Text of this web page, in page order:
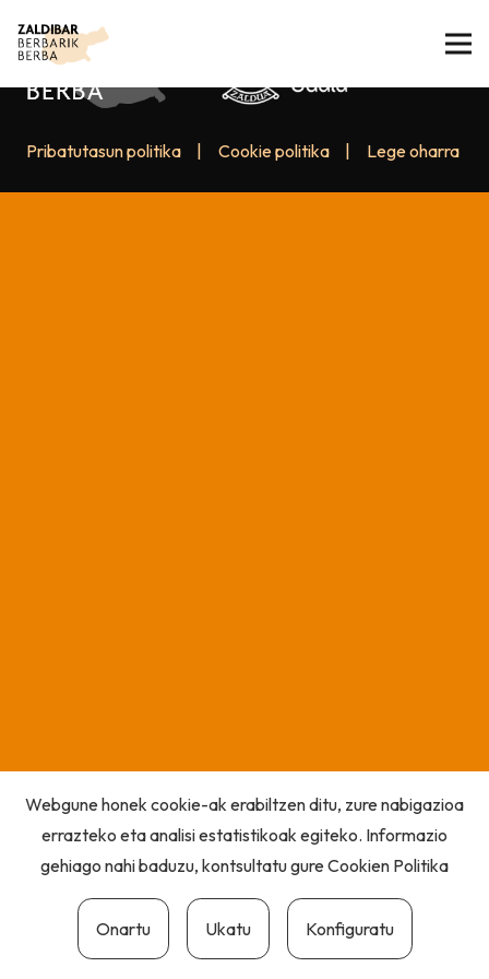
Pribatutasun politika Cookie politika Lege oharra
Webgune honek cookie-ak erabiltzen ditu, zure nabigazioa
errazteko eta analisi estatistikoak egiteko. Informazio
gehiago nahi baduzu, kontsultatu gureCookien Politika
Onartu Ukatu Konfiguratu